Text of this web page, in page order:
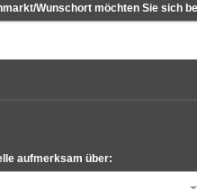
Wunschort möchten Sie sich
aufmerksam über: